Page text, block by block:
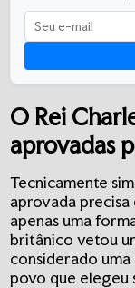
O Rei
aprovadas
Tecnicamente
aprovada precisa
apenas uma
britânico vetou
considerado
povo que elegeu